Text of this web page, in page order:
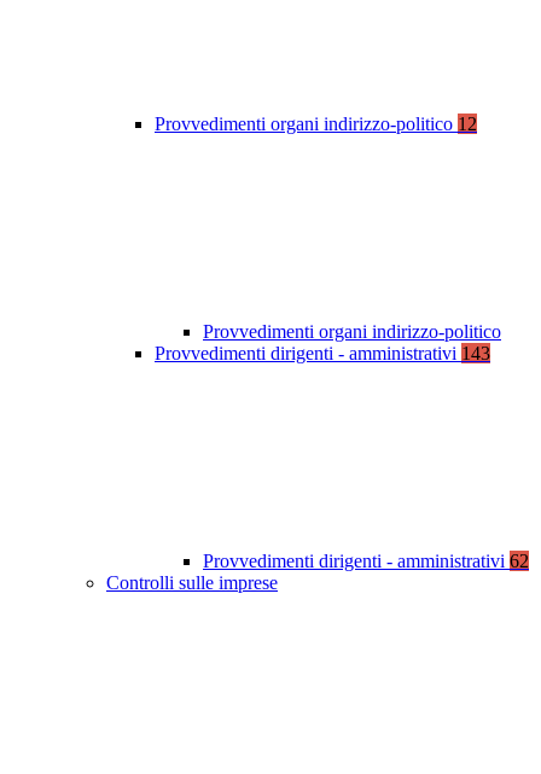
Provvedimenti organi indirizzo-politico 12
Provvedimenti organi indirizzo-politico
Provvedimenti dirigenti - amministrativi 143
Provvedimenti dirigenti - amministrativi 62
Controlli sulle imprese